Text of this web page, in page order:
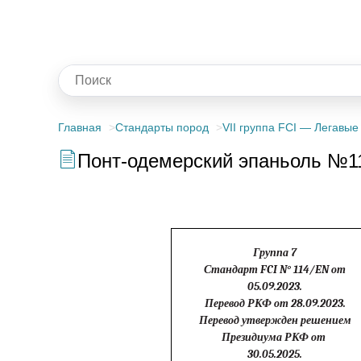
Главная Стандарты пород VII группа FCI — Легавые
Понт-одемерский эпаньоль
Группа 7
Стандарт FCI N° 114/EN от
05.09.2023.
Перевод РКФ от 28.09.2023.
Перевод утвержден решением
Президиума РКФот
30.05.2025.